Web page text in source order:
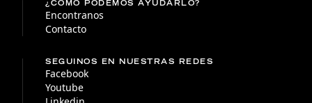
¿CÓMO PODEMOS AYUDARLO?
Encontranos
Contacto
SEGUINOS EN NUESTRAS REDES
Facebook
Youtube